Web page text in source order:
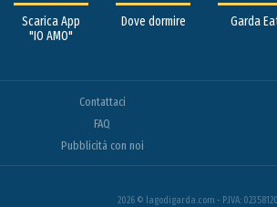
Scarica App
"IO AMO"
Dove dormire Garda
Contattaci
FAQ
Pubblicità con noi
2026 © lagodigarda.com - P.IVA: